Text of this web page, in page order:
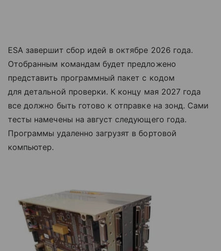
ESA завершит сбор идей в октябре 2026 года.
Отобранным командам будет предложено
представить программный пакет с кодом
для детальной проверки. К концу мая 2027 года
все должно быть готово к отправке на зонд. Сами
тесты намечены на август следующего года.
Программы удаленно загрузят в бортовой
компьютер.